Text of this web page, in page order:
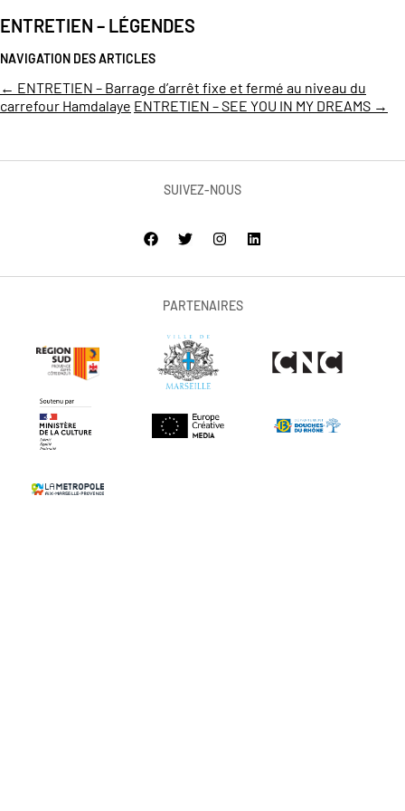
ENTRETIEN – LÉGENDES
NAVIGATION DES ARTICLES
← ENTRETIEN – Barrage d’arrêt fixe et fermé au niveau du
carrefour Hamdalaye ENTRETIEN – SEE YOU IN MY DREAMS →
SUIVEZ-NOUS
PARTENAIRES